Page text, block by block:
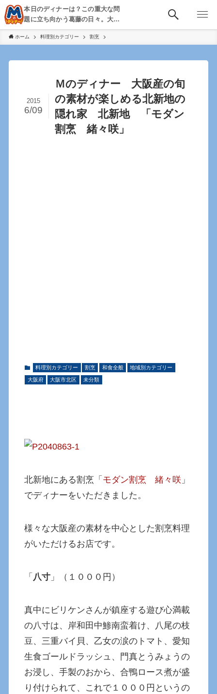
本日のディナーは？この重大な問
題に立ち向かう葛藤の日々。大
阪・京都・神戸を中心とした食べ
歩き、飲み歩きを綴る。
ホーム 料理別カテゴリー 割烹
Ｍのディナー 大阪産の旬
の素材が楽しめる北新地の
隠れ家 北新地 「モダン
割烹 緒々咲」
2015
6/09
料理別カテゴリー 割烹 和食全般 地域別カテゴリー
大阪府 大阪市北区 未分類
北新地にある割烹「 モダン割烹 緒々咲 」
でディナーをいただきました。
様々な大阪産の素材を中心とした割烹料理
がいただけるお店です。
「 八寸 」（１０００円）
真中にビリケンさんが鎮座する遊び心満載
の八寸は、岸和田中鯵南蛮着け、八尾の枝
豆、三重バイ貝、乙女の涙のトマト、愛知
生食ゴールドラッシュ、門真とうみょうの
お浸し、手製のおから、合鴨ロース煮が盛
り付けられて、これで１０００円というの